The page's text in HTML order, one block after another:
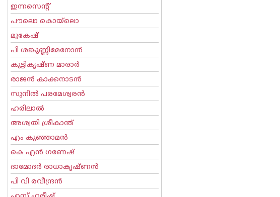
ഇന്നസെന്റ്‌
പൗലൊ കൊയ്ലൊ
മുകേഷ്
പി ശങ്കുണ്ണിമേനോന്‍
കുട്ടികൃഷ്ണ മാരാര്‍
രാജന്‍ കാക്കനാടന്‍
സുനില്‍ പരമേശ്വരന്‍
ഹരിലാല്‍
അശ്വതി ശ്രീകാന്ത്
എം കുഞ്ഞാമന്‍
കെ എന്‍ ഗണേഷ്
ദാമോദർ രാധാകൃഷ്ണൻ
പി വി രവീന്ദ്രന്‍